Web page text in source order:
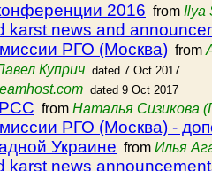
2016 from Ilya
karst news and
РГО (Москва) from
Куприч dated 7 Oct 2017
dated 9 Oct 2017
РСС from Наталья Сизикова
РГО (Москва) -
Украине from Илья
karst news